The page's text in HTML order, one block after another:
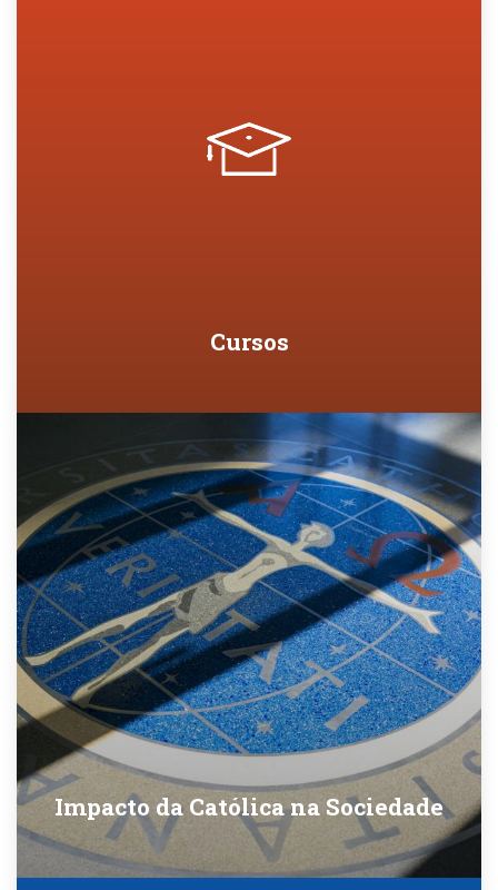
Cursos
Impacto da Católica na Sociedade